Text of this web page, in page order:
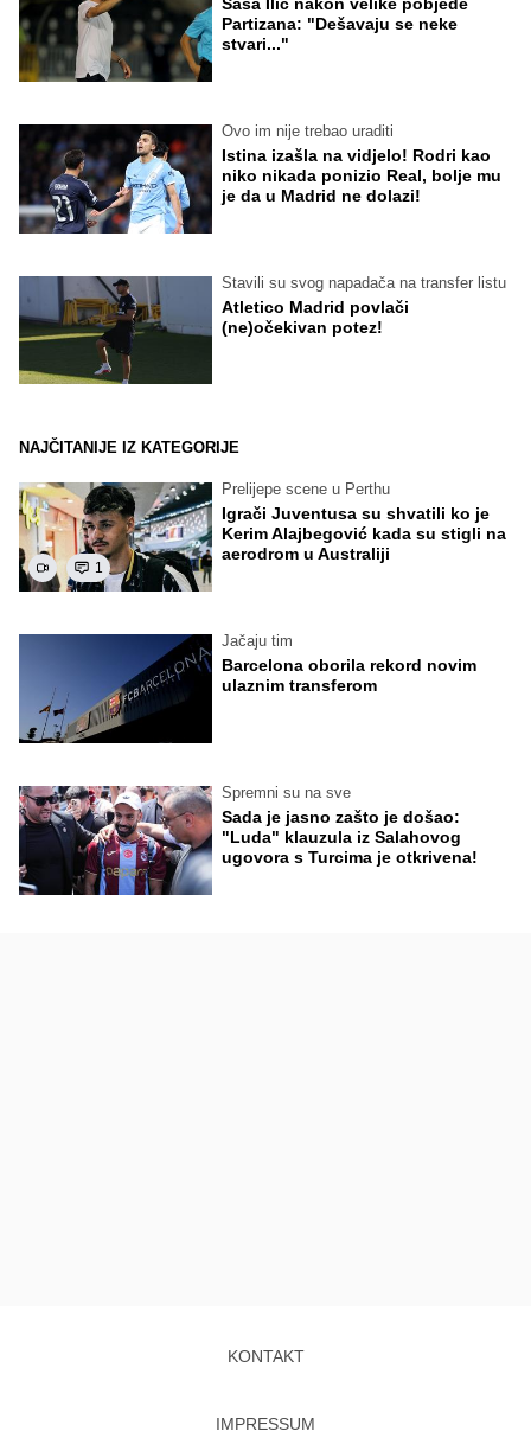
Partizana: "Dešavaju se neke
stvari..."
Ovo im nije trebao uraditi
Istina izašla na vidjelo! Rodri kao
niko nikada ponizio Real, bolje mu
je da u Madrid ne dolazi!
Stavili su svog napadača na transfer listu
Atletico Madrid povlači
(ne)očekivan potez!
NAJČITANIJE IZ KATEGORIJE
1
Prelijepe scene u Perthu
Igrači Juventusa su shvatili ko je
Kerim Alajbegović kada su stigli na
aerodrom u Australiji
Jačaju tim
Barcelona oborila rekord novim
ulaznim transferom
Spremni su na sve
Sada je jasno zašto je došao:
"Luda" klauzula iz Salahovog
ugovora s Turcima je otkrivena!
KONTAKT
IMPRESSUM